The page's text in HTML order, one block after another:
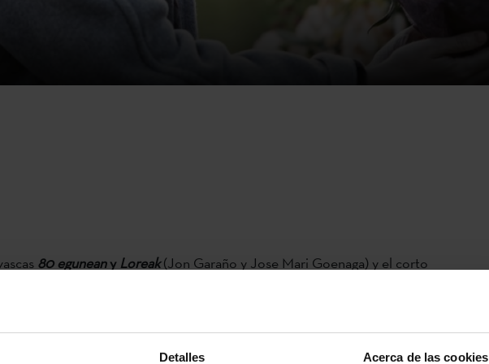
Detalles Acerca de las cookies
80 eguneany Loreak(Jon Garaño y Jose Mari Goenaga) y el corto
una ventana dedicada al cine vasco. El festival realizara su
del 2 al 10 de octubre.